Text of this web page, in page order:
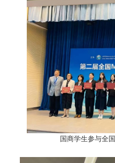
国商学生参与全国